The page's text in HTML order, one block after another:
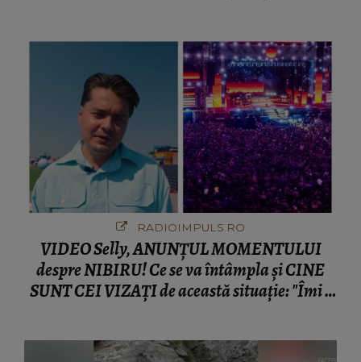
RADIOIMPULS.RO
VIDEO Selly, ANUNȚUL MOMENTULUI
despre NIBIRU! Ce se va întâmpla și CINE
SUNT CEI VIZAȚI de această situație: "Îmi e